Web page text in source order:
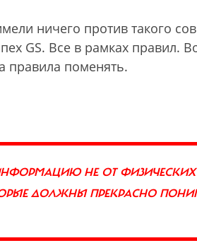
ничего против такого
GS. Все в рамках правил.
правила поменять.
ИНФОРМАЦИЮ НЕ ОТ
ДОЛЖНЫ ПРЕКРАСНО